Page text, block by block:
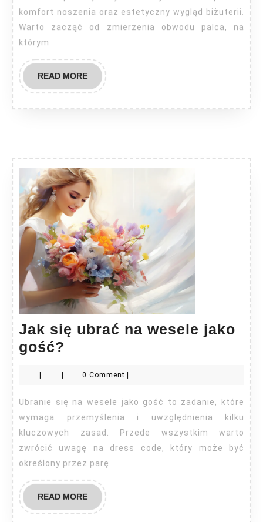
komfort noszenia oraz estetyczny wygląd biżuterii.
Warto zacząć od zmierzenia obwodu palca, na
którym
READ MOREREAD
MORE
Jak się ubrać na wesele jako
gość?
ubrać
na
wesele
jako
gość?
| | 0 Comment |
Ubranie się na wesele jako gość to zadanie, które
wymaga przemyślenia i uwzględnienia kilku
kluczowych zasad. Przede wszystkim warto
zwrócić uwagę na dress code, który może być
określony przez parę
READ MOREREAD
MORE